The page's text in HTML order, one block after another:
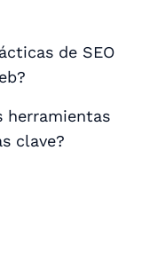
de SEO
herramientas
clave?